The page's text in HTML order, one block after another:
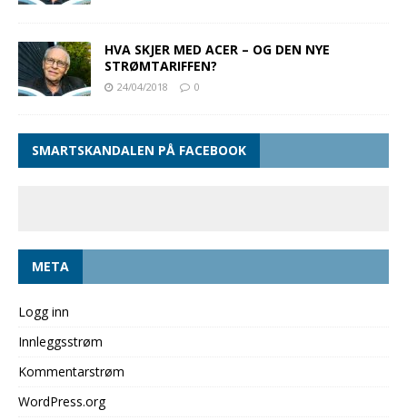
HVA SKJER MED ACER – OG DEN NYE
STRØMTARIFFEN?
24/04/2018 0
SMARTSKANDALEN PÅ FACEBOOK
META
Logg inn
Innleggsstrøm
Kommentarstrøm
WordPress.org